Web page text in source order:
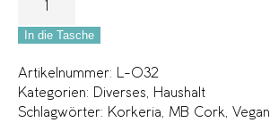
In die Tasche
Artikelnummer:
L-032
Kategorien:
Diverses
Haushalt
Schlagwörter: Korkeria MB Cork